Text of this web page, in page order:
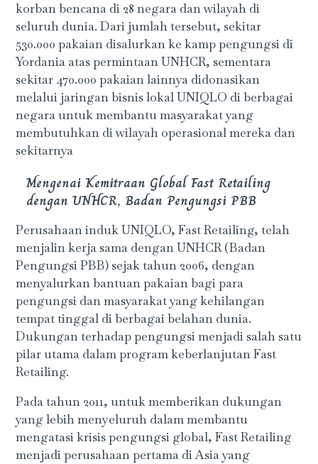
korban bencana di 28 negara dan wilayah di
seluruh dunia. Dari jumlah tersebut, sekitar
530.000 pakaian disalurkan ke kamp pengungsi di
Yordania atas permintaan UNHCR, sementara
sekitar 470.000 pakaian lainnya didonasikan
melalui jaringan bisnis lokal UNIQLO di berbagai
negara untuk membantu masyarakat yang
membutuhkan di wilayah operasional mereka dan
sekitarnya
Mengenai Kemitraan Global Fast Retailing
dengan UNHCR, Badan Pengungsi PBB
Perusahaan induk UNIQLO, Fast Retailing, telah
menjalin kerja sama dengan UNHCR (Badan
Pengungsi PBB) sejak tahun 2006, dengan
menyalurkan bantuan pakaian bagi para
pengungsi dan masyarakat yang kehilangan
tempat tinggal di berbagai belahan dunia.
Dukungan terhadap pengungsi menjadi salah satu
pilar utama dalam program keberlanjutan Fast
Retailing.
Pada tahun 2011, untuk memberikan dukungan
yang lebih menyeluruh dalam membantu
mengatasi krisis pengungsi global, Fast Retailing
menjadi perusahaan pertama di Asia yang